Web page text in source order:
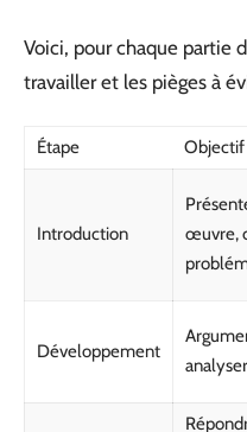
Voici, pour chaque partie
travailler et les pièges à
Étape Objectif
Introduction
œuvre,
Développement
analyser